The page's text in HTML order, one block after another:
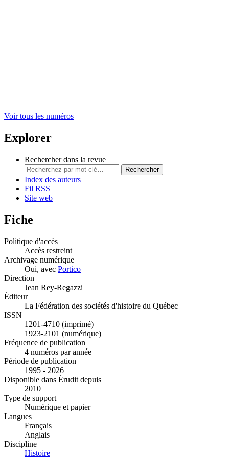
Voir tous les numéros
Explorer
Rechercher dans la revue
Rechercher
Index des auteurs
Fil RSS
Site web
Fiche
Politique d'accès
Accès restreint
Archivage numérique
Oui, avec Portico
Direction
Jean Rey-Regazzi
Éditeur
La Fédération des sociétés d'histoire du Québec
ISSN
1201-4710 (imprimé)
1923-2101 (numérique)
Fréquence de publication
4 numéros par année
Période de publication
1995 - 2026
Disponible dans Érudit depuis
2010
Type de support
Numérique et papier
Langues
Français
Anglais
Discipline
Histoire